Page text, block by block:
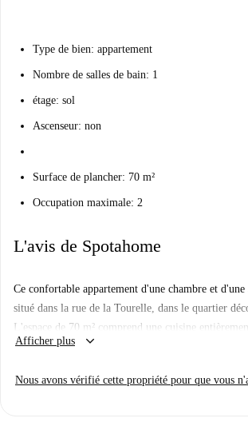
Type de bien: appartement
Nombre de salles de bain: 1
étage: sol
Ascenseur: non
Surface de plancher: 70 m²
Occupation maximale: 2
L'avis de Spotahome
Ce confortable appartement d'une chambre et d'une
situé dans la rue de la Tourelle, dans le quartier
L'espace de 70 m² comprend une cuisine
spacieux s'ouvrant sur une terrasse privée, ainsi
Afficher plus keyboard_arrow_down
Nous avons vérifié cette propriété pour que vous